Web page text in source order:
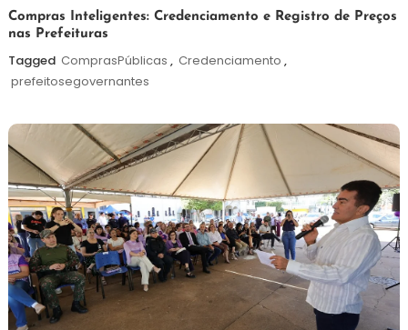
6
de
agosto
de
2026
Redação
Compras Inteligentes: Credenciamento e Registro de Preços
nas Prefeituras
Tagged ComprasPúblicas , Credenciamento ,
prefeitosegovernantes